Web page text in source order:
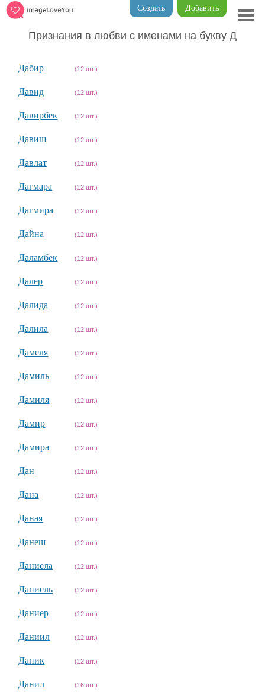
Добавить
Создать
Признания в любви с именами на букву Д
Дабир (12 шт.)
Давид (12 шт.)
Давирбек (12 шт.)
Давиш (12 шт.)
Давлат (12 шт.)
Дагмара (12 шт.)
Дагмира (12 шт.)
Дайна (12 шт.)
Даламбек (12 шт.)
Далер (12 шт.)
Далида (12 шт.)
Далила (12 шт.)
Дамеля (12 шт.)
Дамиль (12 шт.)
Дамиля (12 шт.)
Дамир (12 шт.)
Дамира (12 шт.)
Дан (12 шт.)
Дана (12 шт.)
Даная (12 шт.)
Данеш (12 шт.)
Даниела (12 шт.)
Даниель (12 шт.)
Даниер (12 шт.)
Даниил (12 шт.)
Даник (12 шт.)
Данил (16 шт.)